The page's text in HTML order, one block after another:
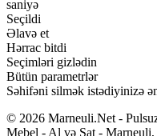
saniyə
Seçildi
Əlavə et
Hərrac bitdi
Seçimləri gizlədin
Bütün parametrlər
Səhifəni silmək istədiyinizə
© 2026 Marneuli.Net -
Mebel - Al və Sat - Marneuli,